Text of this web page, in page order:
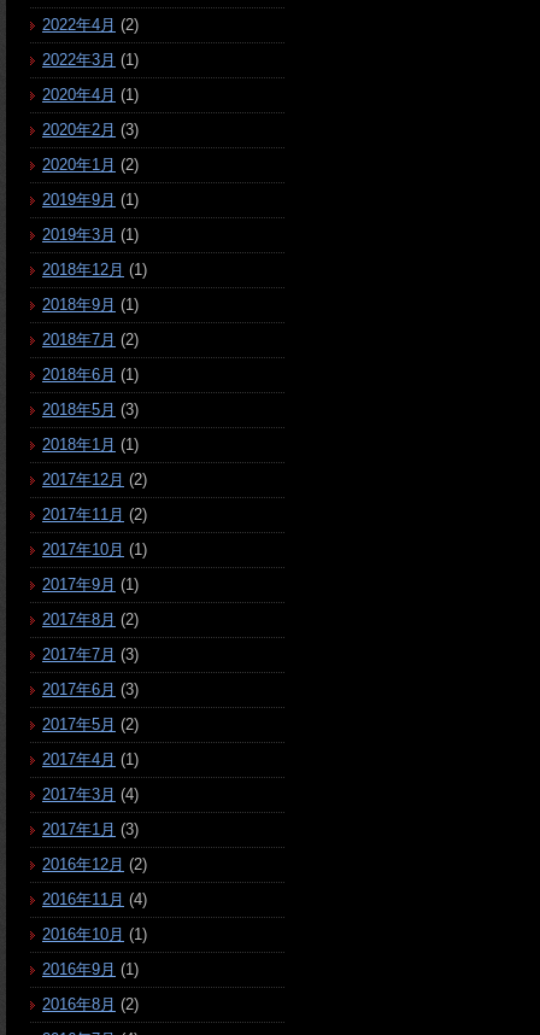
2022年4月 (2)
2022年3月 (1)
2020年4月 (1)
2020年2月 (3)
2020年1月 (2)
2019年9月 (1)
2019年3月 (1)
2018年12月 (1)
2018年9月 (1)
2018年7月 (2)
2018年6月 (1)
2018年5月 (3)
2018年1月 (1)
2017年12月 (2)
2017年11月 (2)
2017年10月 (1)
2017年9月 (1)
2017年8月 (2)
2017年7月 (3)
2017年6月 (3)
2017年5月 (2)
2017年4月 (1)
2017年3月 (4)
2017年1月 (3)
2016年12月 (2)
2016年11月 (4)
2016年10月 (1)
2016年9月 (1)
2016年8月 (2)